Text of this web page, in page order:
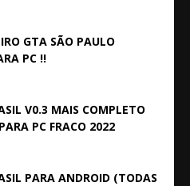
GTA SÃO PAULO
PC !!
V0.3 MAIS COMPLETO
PC FRACO 2022
PARA ANDROID (TODAS